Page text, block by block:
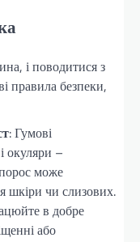
і поводитися з
правила безпеки,
: Гумові
окуляри –
може
шкіри чи слизових.
в добре
або